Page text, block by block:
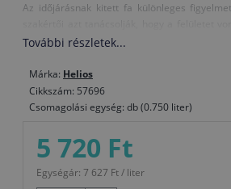
Az időjárásnak kitett fa különleges
Impregnant termékkel, és ezt kövesse a
Az Impregnant helyett használhatja
azonban ezt választja, a Tophybrid felvitele
Belles teljesen megszáradjon.
vigyen fel 1 impregnáló réteget), kültéri
vigyen fel 1 impregnáló réteget).
Figyelem!
További részletek...
Márka: Helios
Cikkszám: 57696
Csomagolási egység: db (0.750 liter)
5 720 Ft
Egységár: 7 627 Ft / liter